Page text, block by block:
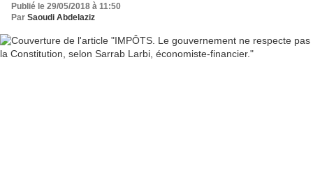
Publié le 29/05/2018 à 11:50
Par Saoudi Abdelaziz